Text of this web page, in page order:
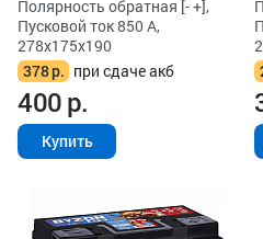
Полярность обратная [- +],
Пусковой ток 850 А,
278x175x190
378р. при сдаче акб
400р.
Купить